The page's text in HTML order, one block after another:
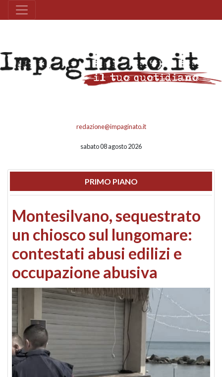
redazione@impaginato.it
sabato 08 agosto 2026
PRIMO PIANO
Montesilvano, sequestrato
un chiosco sul lungomare:
contestati abusi edilizi e
occupazione abusiva